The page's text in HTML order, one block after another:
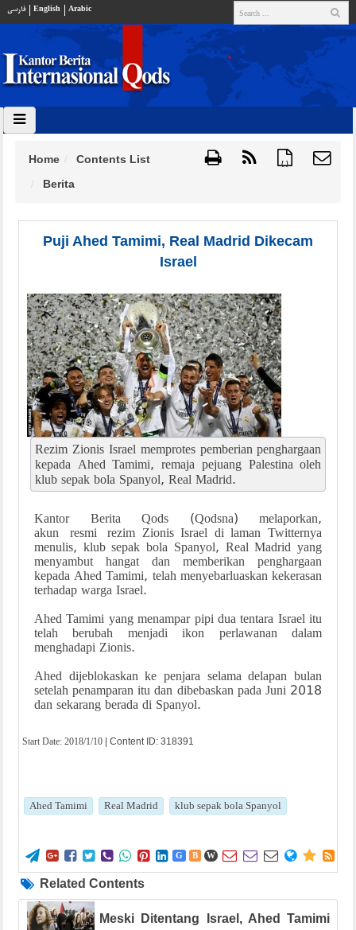
فارسي English Arabic
{ }
Home
Contents List
Berita
Puji Ahed Tamimi, Real Madrid Dikecam
Israel
Rezim Zionis Israel memprotes pemberian penghargaan
kepada Ahed Tamimi, remaja pejuang Palestina oleh
klub sepak bola Spanyol, Real Madrid.
Kantor Berita Qods (Qodsna) melaporkan,
akun resmi rezim Zionis Israel di laman Twitternya
menulis, klub sepak bola Spanyol, Real Madrid yang
menyambut hangat dan memberikan penghargaan
kepada Ahed Tamimi, telah menyebarluaskan kekerasan
terhadap warga Israel.
Ahed Tamimi yang menampar pipi dua tentara Israel itu
telah berubah menjadi ikon perlawanan dalam
menghadapi Zionis.
Ahed dijeblokaskan ke penjara selama delapan bulan
setelah penamparan itu dan dibebaskan pada Juni 2018
dan sekarang berada di Spanyol.
Start Date: 2018/1/10 | Content ID: 318391
Ahed Tamimi Real Madrid klub sepak bola Spanyol
        G B W      
Related Contents
Meski Ditentang Israel, Ahed Tamimi